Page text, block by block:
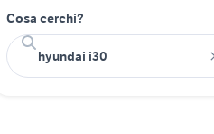
Cosa cerchi?